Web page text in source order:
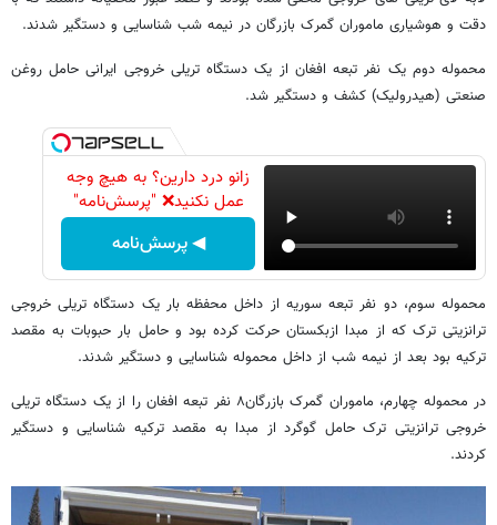
دقت و هوشیاری ماموران گمرک بازرگان در نیمه شب شناسایی و دستگیر شدند.
محموله دوم یک نفر تبعه افغان از یک دستگاه تریلی خروجی ایرانی حامل روغن
صنعتی (هیدرولیک) کشف و دستگیر شد.
زانو درد دارین؟ به هیچ وجه
عمل نکنید❌ "پرسش‌نامه"
◀ پرسش‌نامه
محموله سوم، دو نفر تبعه سوریه از داخل محفظه بار یک دستگاه تریلی خروجی
ترانزیتی ترک که از مبدا ازبکستان حرکت کرده بود و حامل بار حبوبات به مقصد
ترکیه بود بعد از نیمه شب از داخل محموله شناسایی و دستگیر شدند.
در محموله چهارم، ماموران گمرک بازرگان۸ نفر تبعه افغان را از یک دستگاه تریلی
خروجی ترانزیتی ترک حامل گوگرد از مبدا به مقصد ترکیه شناسایی و دستگیر
کردند.